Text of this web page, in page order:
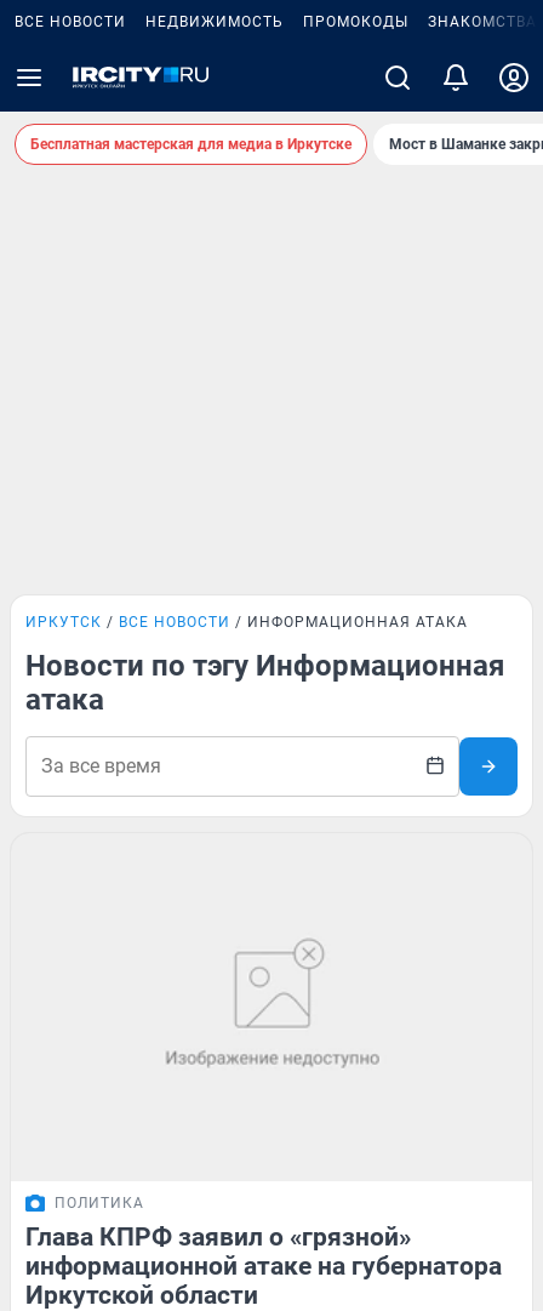
ВСЕ НОВОСТИ НЕДВИЖИМОСТЬ ПРОМОКОДЫ ЗНАКОМСТВА
Бесплатная мастерская для медиа в Иркутске Мост в Шаманке
ИРКУТСК ВСЕ НОВОСТИ ИНФОРМАЦИОННАЯ АТАКА
Новости по тэгу Информационная
атака
ПОЛИТИКА
Глава КПРФ заявил о «грязной»
информационной атаке на губернатора
Иркутской области